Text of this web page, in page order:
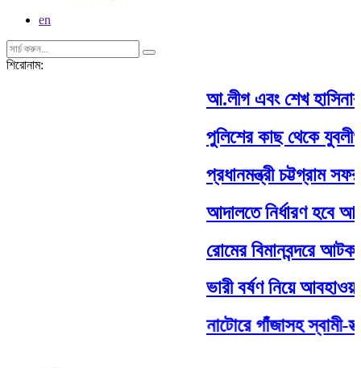
en
শিরোনাম:
আ.লীগ এবং শেখ হাসিনার
পুলিশের কাছ থেকে যুবলীগ
প্রধানমন্ত্রী চট্টগ্রাম
আদালতে নির্ধারণ হবে
রোমের বিমানবন্দরে
ভারী বর্ষণ নিয়ে আবহাওয়া
নাটোরে গাঁজাসহ স্বামী-